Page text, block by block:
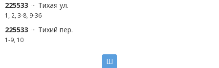
225533 Тихая ул.
1, 2, 3-8, 9-36
225533 Тихий пер.
1-9, 10
Ш